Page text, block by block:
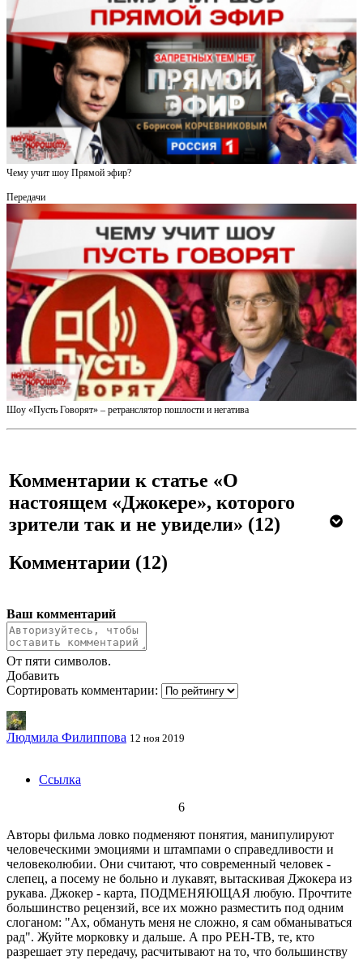
Чему учит шоу Прямой эфир?
Передачи
Шоу «Пусть Говорят» – ретранслятор пошлости и негатива
Комментарии к статье «О
настоящем «Джокере», которого
зрители так и не увидели» (12)
Комментарии (12)
Ваш комментарий
От пяти символов.
Добавить
Сортировать комментарии:
Людмила Филиппова 12 ноя 2019
Ссылка
6
Авторы фильма ловко подменяют понятия, манипулируют
человеческими эмоциями и штампами о справедливости и
человеколюбии. Они считают, что современный человек -
слепец, а посему не больно и лукавят, вытаскивая Джокера из
рукава. Джокер - карта, ПОДМЕНЯЮЩАЯ любую. Прочтите
большинство рецензий, все их можно разместить под одним
слоганом: "Ах, обмануть меня не сложно, я сам обманываться
рад". Жуйте морковку и дальше. А про РЕН-ТВ, те, кто
разрешает эту передачу, расчитывают на то, что большинству